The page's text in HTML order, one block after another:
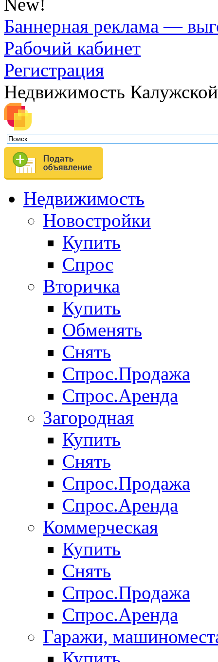
New!
Баннерная реклама —
Рабочий кабинет
Регистрация
Недвижимость
Недвижимость
Новостройки
Купить
Спрос
Вторичка
Купить
Обменять
Снять
Спрос.Продажа
Спрос.Аренда
Загородная
Купить
Снять
Спрос.Продажа
Спрос.Аренда
Коммерческая
Купить
Снять
Спрос.Продажа
Спрос.Аренда
Гаражи,